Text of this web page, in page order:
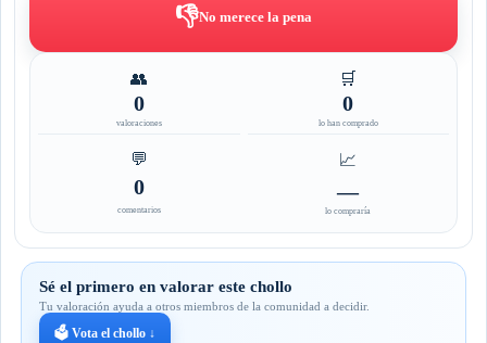
👎No merece la pena
👥
0
valoraciones
🛒
0
lo han comprado
💬
0
comentarios
📈
—
lo compraría
Sé el primero en valorar este chollo
Tu valoración ayuda a otros miembros de la comunidad a decidir.
🗳️ Vota el chollo ↓